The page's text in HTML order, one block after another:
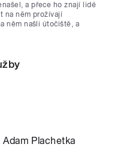
a přece ho znají lidé
na něm prožívají
něm našli útočiště, a
Plachetka